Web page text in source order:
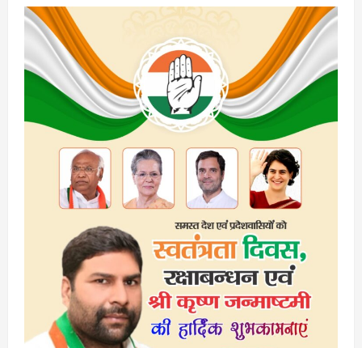
परिषद
10
उम्मीदवारों
ने
नामांकन
किया
दाखिल